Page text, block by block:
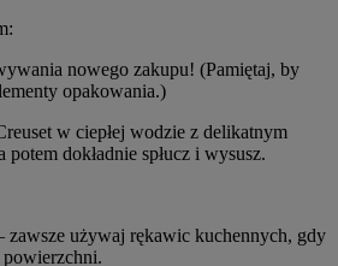
nowego zakupu! (Pamiętaj, by
opakowania.)
w ciepłej wodzie z delikatnym
potem dokładnie spłucz i wysusz.
zawsze używaj rękawic kuchennych, gdy